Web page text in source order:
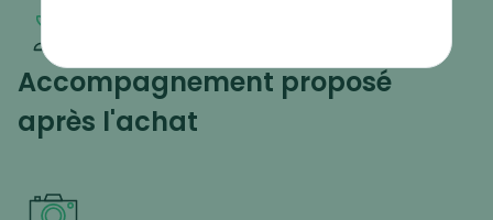
Accompagnement proposé
après l'achat